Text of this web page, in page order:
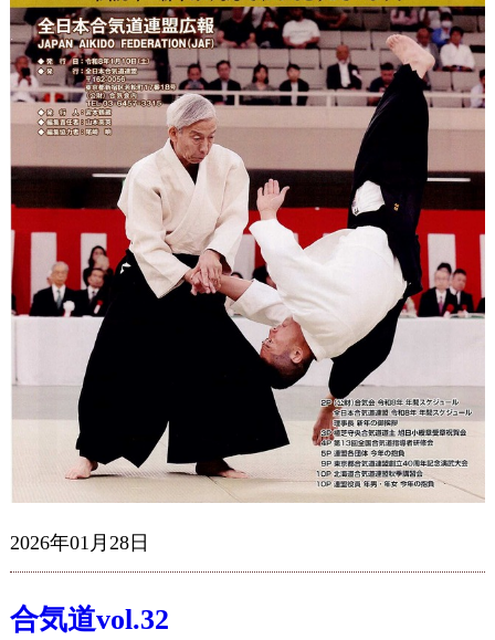
加盟団体専用ページ
2026年01月28日
合気道vol.32